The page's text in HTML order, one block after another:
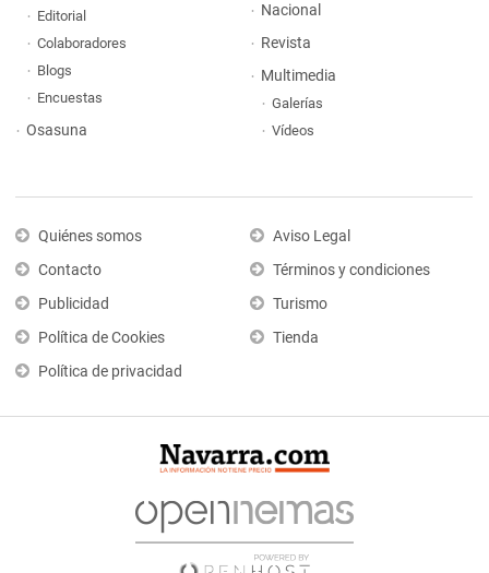
Editorial
Colaboradores
Blogs
Encuestas
Osasuna
Nacional
Revista
Multimedia
Galerías
Vídeos
Quiénes somos
Contacto
Publicidad
Política de Cookies
Política de privacidad
Aviso Legal
Términos y condiciones
Turismo
Tienda